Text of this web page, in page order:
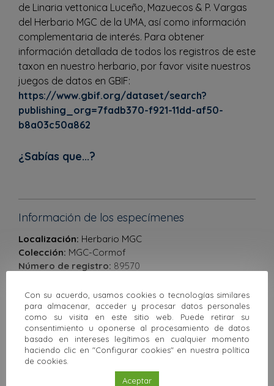
de Linaria vettonica Luceño, Mazuecos & P. Vargas
del Herbario MGC de la UMA, así como información
complementaria de interés. Para obtener
información detallada de todos los registros de este
taxon en nuestro herbario, por favor visite nuestros
juegos de datos en GBIF:
https://www.gbif.org/dataset/search?
publishing_org=7fadb370-f921-11dd-af50-
b8a03c50a862
¿Sabías que...?
Información de los especímenes
Localización: Herbario MGC
Colección: MGC-Cormof
Número de registro: 89570
Endemicidad:Provincia de Ávila
Anterior Siguiente
Volver a la colección
Con su acuerdo, usamos cookies o tecnologías similares
para almacenar, acceder y procesar datos personales
como su visita en este sitio web. Puede retirar su
consentimiento u oponerse al procesamiento de datos
basado en intereses legítimos en cualquier momento
haciendo clic en "Configurar cookies" en nuestra política
de cookies.
Aceptar